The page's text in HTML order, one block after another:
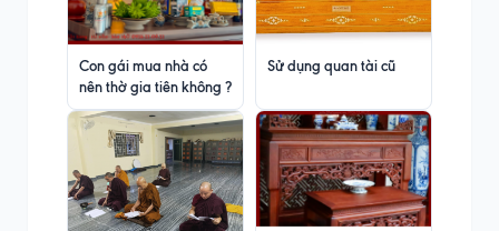
Con gái mua nhà có
nên thờ gia tiên không ?
Sử dụng quan tài cũ